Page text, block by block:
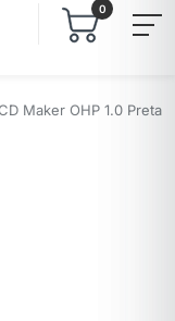
0
Maker OHP 1.0 Preta